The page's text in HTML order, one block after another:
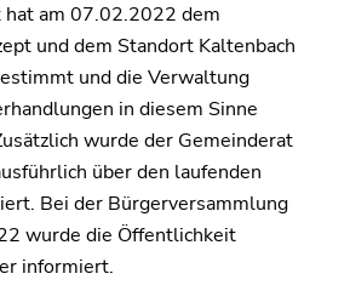
hat am 07.02.2022 dem
und dem Standort Kaltenbach
und die Verwaltung
in diesem Sinne
wurde der Gemeinderat
über den laufenden
Bei der Bürgerversammlung
wurde die Öffentlichkeit
informiert.